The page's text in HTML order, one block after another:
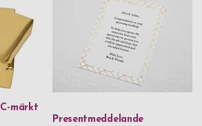
märkt
Presentmeddelande